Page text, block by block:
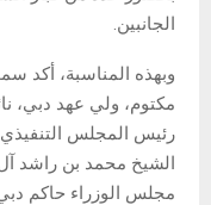
الجانبين.
وبهذه المناسبة، أكد
مكتوم، ولي عهد دبي،
رئيس المجلس
الشيخ محمد بن راشد
مجلس الوزراء حاكم